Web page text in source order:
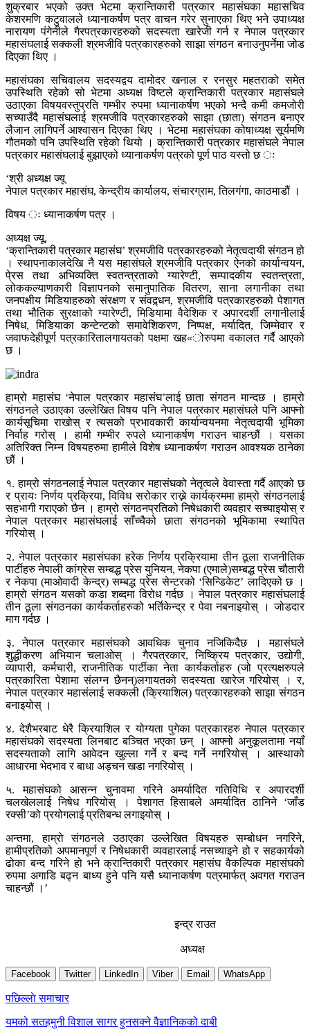
शुक्रबार भएको उक्त भेटमा क्रान्तिकारी पत्रकार महासंघका महासचिव
केशरमणि कटुवालले ध्यानाकर्षण पत्र वाचन गरेर सुनाएका थिए भने उपाध्यक्ष
नारायण पंगेनीले गैरपत्रकारहरुको सदस्यता खारेजी गर्न र नेपाल पत्रकार
महासंघलाई सक्कली श्रमजीवि पत्रकारहरुको साझा संगठन बनाउनुपर्नेमा जोड
दिएका थिए ।
महासंघका सचिवालय सदस्यद्वय दामोदर खनाल र रनसुर महतराको समेत
उपस्थिति रहेको सो भेटमा अध्यक्ष विष्टले क्रान्तिकारी पत्रकार महासंघले
उठाएका विषयवस्तुप्रति गम्भीर रुपमा ध्यानाकर्षण भएको भन्दै कमी कमजोरी
सच्याउँदै महासंघलाई श्रमजीवि पत्रकारहरुको साझा (छाता) संगठन बनाएर
लैजान लागिपर्ने आश्वासन दिएका थिए । भेटमा महासंघका कोषाध्यक्ष सूर्यमणि
गौतमको पनि उपस्थिति रहेको थियो । क्रान्तिकारी पत्रकार महासंघले नेपाल
पत्रकार महासंघलाई बुझाएको ध्यानाकर्षण पत्रको पूर्ण पाठ यस्तो छ ः
‘श्री अध्यक्ष ज्यू
नेपाल पत्रकार महासंघ, केन्द्रीय कार्यालय, संचारग्राम, तिलगंगा, काठमाडौं ।
विषय ः ध्यानाकर्षण पत्र ।
अध्यक्ष ज्यू,
‘क्रान्तिकारी पत्रकार महासंघ’ श्रमजीवि पत्रकारहरुको नेतृत्वदायी संगठन हो
। स्थापनाकालदेखि नै यस महासंघले श्रमजीवि पत्रकार ऐनको कार्यान्वयन,
पे्रस तथा अभिव्यक्ति स्वतन्त्रताको ग्यारेण्टी, सम्पादकीय स्वतन्त्रता,
लोककल्याणकारी विज्ञापनको समानुपातिक वितरण, साना लगानीका तथा
जनपक्षीय मिडियाहरुको संरक्षण र संवद्र्धन, श्रमजीवि पत्रकारहरुको पेशागत
तथा भौतिक सुरक्षाको ग्यारेण्टी, मिडियामा वैदेशिक र अपारदर्शी लगानीलाई
निषेध, मिडियाका कन्टेन्टको समावेशिकरण, निष्पक्ष, मर्यादित, जिम्मेवार र
जवाफदेहीपूर्ण पत्रकारितालगायतको पक्षमा खह«ोरुपमा वकालत गर्दै आएको
छ ।
हाम्रो महासंघ ‘नेपाल पत्रकार महासंघ’लाई छाता संगठन मान्दछ । हाम्रो
संगठनले उठाएका उल्लेखित विषय पनि नेपाल पत्रकार महासंघले पनि आफ्नो
कार्यसूचिमा राखोस् र त्यसको प्रभावकारी कार्यान्वयनमा नेतृत्वदायी भूमिका
निर्वाह गरोस् । हामी गम्भीर रुपले ध्यानाकर्षण गराउन चाहन्छौं । यसका
अतिरिक्त निम्न विषयहरुमा हामीले विशेष ध्यानाकर्षण गराउन आवश्यक ठानेका
छौं ।
१. हाम्रो संगठनलाई नेपाल पत्रकार महासंघको नेतृत्वले वेवास्ता गर्दै आएको छ
र प्रायः निर्णय प्रक्रिया, विविध सरोकार राख्ने कार्यक्रममा हाम्रो संगठनलाई
सहभागी गराएको छैन । हाम्रो संगठनप्रतिको निषेधकारी व्यवहार सच्याइयोस् र
नेपाल पत्रकार महासंघलाई साँच्चैको छाता संगठनको भूमिकामा स्थापित
गरियोस् ।
२. नेपाल पत्रकार महासंघका हरेक निर्णय प्रक्रियामा तीन ठूला राजनीतिक
पार्टीहरु नेपाली कांग्रेस सम्बद्ध प्रेस युनियन, नेकपा (एमाले)सम्बद्ध प्रेस चौतारी
र नेकपा (माओवादी केन्द्र) सम्बद्ध प्रेस सेन्टरको ‘सिन्डिकेट’ लादिएको छ ।
हाम्रो संगठन यसको कडा शब्दमा विरोध गर्दछ । नेपाल पत्रकार महासंघलाई
तीन ठूला संगठनका कार्यकर्ताहरुको भर्तिकेन्द्र र पेवा नबनाइयोस् । जोडदार
माग गर्दछ ।
३. नेपाल पत्रकार महासंघको आवधिक चुनाव नजिकिदैछ । महासंघले
शुद्धीकरण अभियान चलाओस् । गैरपत्रकार, निष्क्रिय पत्रकार, उद्योगी,
व्यापारी, कर्मचारी, राजनीतिक पार्टीका नेता कार्यकर्ताहरु (जो प्रत्यक्षरुपले
पत्रकारिता पेशामा संलग्न छैनन्)लगायतको सदस्यता खारेज गरियोस् । र,
नेपाल पत्रकार महासंलाई सक्कली (क्रियाशिल) पत्रकारहरुको साझा संगठन
बनाइयोस् ।
४. देशैभरबाट धेरै क्रियाशिल र योग्यता पुगेका पत्रकारहरु नेपाल पत्रकार
महासंघको सदस्यता लिनबाट बञ्चित भएका छन् । आफ्नो अनुकूलतामा नयाँ
सदस्यताको लागि आवेदन खुल्ला गर्ने र बन्द गर्ने नगरियोस् । आस्थाको
आधारमा भेदभाव र बाधा अड्चन खडा नगरियोस् ।
५. महासंघको आसन्न चुनावमा गरिने अमर्यादित गतिविधि र अपारदर्शी
चलखेललाई निषेध गरियोस् । पेशागत हिसाबले अमर्यादित ठानिने ‘जाँड
रक्सी’को प्रयोगलाई प्रतिबन्ध लगाइयोस् ।
अन्तमा, हाम्रो संगठनले उठाएका उल्लेखित विषयहरु सम्बोधन नगरिने,
हामीप्रतिको अपमानपूर्ण र निषेधकारी व्यवहारलाई नसच्याइने हो र सहकार्यको
ढोका बन्द गरिने हो भने क्रान्तिकारी पत्रकार महासंघ वैकल्पिक महासंघको
रुपमा अगाडि बढ्न बाध्य हुने पनि यसै ध्यानाकर्षण पत्रमार्फत् अवगत गराउन
चाहन्छौं ।’
इन्द्र राउत
अध्यक्ष
Facebook Twitter LinkedIn Viber Email WhatsApp
Post
navigation
पछिल्लाे समाचार
यमको सतहमुनी विशाल सागर हुनसक्ने वैज्ञानिकको दाबी